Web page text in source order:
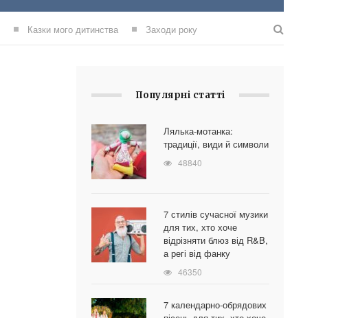
Казки мого дитинства Заходи року
Популярні статті
Лялька-мотанка:
традиції, види й символи
48840
7 стилів сучасної музики
для тих, хто хоче
відрізняти блюз від R&B,
а регі від фанку
46350
7 календарно-обрядових